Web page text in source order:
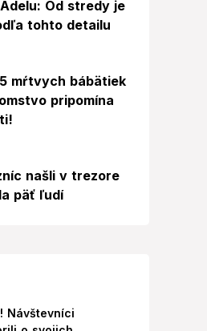
Od stredy je
tohto detailu
mŕtvych bábätiek
pripomína
našli v trezore
päť ľudí
Návštevníci